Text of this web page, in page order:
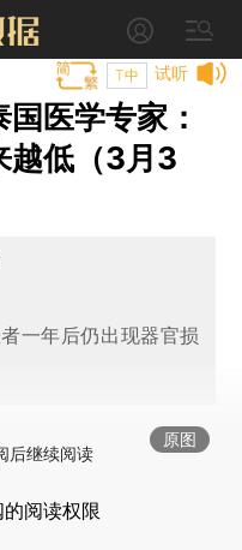
试听
T中
国医学专家：
越低（3月3
一年后仍出现器官损
原图
后继续阅读
阅读权限